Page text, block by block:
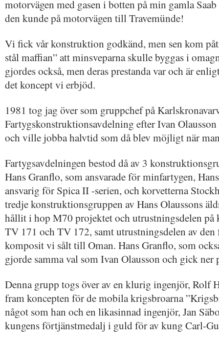
motorvägen med gasen i botten på min gamla
den kunde på motorvägen till Travemünde!
Vi fick vår konstruktion godkänd, men sen kom
stål maffian” att minsveparna skulle byggas i
gjordes också, men deras prestanda var och är
det koncept vi erbjöd.
1981 tog jag över som gruppchef på
Fartygskonstruktionsavdelning efter Ivan
och ville jobba halvtid som då blev möjligt när
Fartygsavdelningen bestod då av 3
Hans Granflo, som ansvarade för minfartygen,
ansvarig för Spica II -serien, och korvetterna
tredje konstruktionsgruppen av Hans Olaussons
hållit i hop M70 projektet och utrustningsdelen på
TV 171 och TV 172, samt utrustningsdelen av
komposit vi sålt till Oman. Hans Granflo, som
gjorde samma val som Ivan Olausson och gick ner
Denna grupp togs över av en klurig ingenjör, Rolf
fram koncepten för de mobila krigsbroarna
något som han och en likasinnad ingenjör, Jan
kungens förtjänstmedalj i guld för av kung Carl-